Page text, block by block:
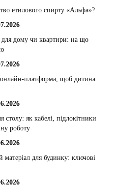
етилового спирту «Альфа»?
для дому чи квартири: на що
платформа, щоб дитина
столу: як кабелі, підлокітники
роботу
матеріал для будинку: ключові